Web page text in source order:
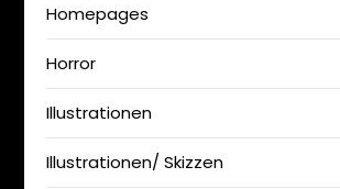
Homepages
Horror
Illustrationen
Illustrationen/ Skizzen